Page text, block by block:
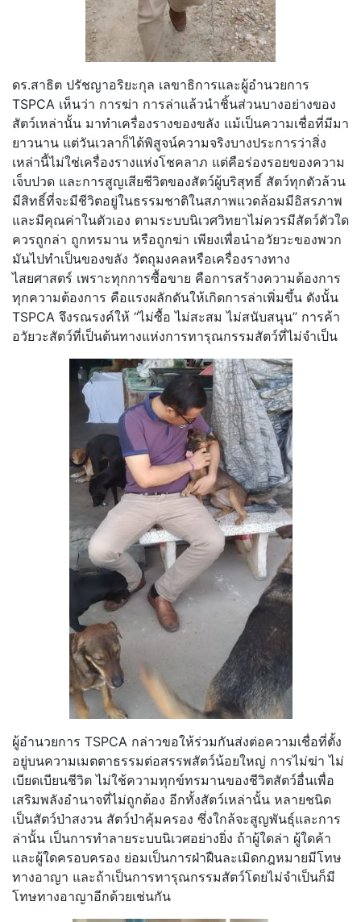
ดร.สาธิต ปรัชญาอริยะกุล เลขาธิการและผู้อำนวยการ
TSPCA เห็นว่า การฆ่า การล่าแล้วนำชิ้นส่วนบางอย่างของ
สัตว์เหล่านั้น มาทำเครื่องรางของขลัง แม้เป็นความเชื่อที่มีมา
ยาวนาน แต่วันเวลาก็ได้พิสูจน์ความจริงบางประการว่าสิ่ง
เหล่านี้ไม่ใช่เครื่องรางแห่งโชคลาภ แต่คือร่องรอยของความ
เจ็บปวด และการสูญเสียชีวิตของสัตว์ผู้บริสุทธิ์ สัตว์ทุกตัวล้วน
มีสิทธิ์ที่จะมีชีวิตอยู่ในธรรมชาติในสภาพแวดล้อมมีอิสรภาพ
และมีคุณค่าในตัวเอง ตามระบบนิเวศวิทยาไม่ควรมีสัตว์ตัวใด
ควรถูกล่า ถูกทรมาน หรือถูกฆ่า เพียงเพื่อนำอวัยวะของพวก
มันไปทำเป็นของขลัง วัตถุมงคลหรือเครื่องรางทาง
ไสยศาสตร์ เพราะทุกการซื้อขาย คือการสร้างความต้องการ
ทุกความต้องการ คือแรงผลักดันให้เกิดการล่าเพิ่มขึ้น ดังนั้น
TSPCA จึงรณรงค์ให้ “ไม่ซื้อ ไม่สะสม ไม่สนับสนุน” การค้า
อวัยวะสัตว์ที่เป็นต้นทางแห่งการทารุณกรรมสัตว์ที่ไม่จำเป็น
ผู้อำนวยการ TSPCA กล่าวขอให้ร่วมกันส่งต่อความเชื่อที่ตั้ง
อยู่บนความเมตตาธรรมต่อสรรพสัตว์น้อยใหญ่ การไม่ฆ่า ไม่
เบียดเบียนชีวิต ไม่ใช้ความทุกข์ทรมานของชีวิตสัตว์อื่นเพื่อ
เสริมพลังอำนาจที่ไม่ถูกต้อง อีกทั้งสัตว์เหล่านั้น หลายชนิด
เป็นสัตว์ป่าสงวน สัตว์ป่าคุ้มครอง ซึ่งใกล้จะสูญพันธุ์และการ
ล่านั้น เป็นการทำลายระบบนิเวศอย่างยิ่ง ถ้าผู้ใดล่า ผู้ใดค้า
และผู้ใดครอบครอง ย่อมเป็นการฝ่าฝืนละเมิดกฎหมายมีโทษ
ทางอาญา และถ้าเป็นการทารุณกรรมสัตว์โดยไม่จำเป็นก็มี
โทษทางอาญาอีกด้วยเช่นกัน